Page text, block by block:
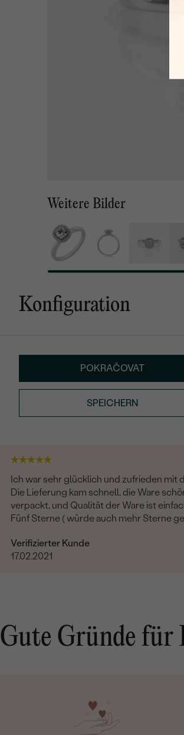
Weitere Bilder
Konfiguration
POKRAČOVAT
SPEICHERN
Ich war sehr glücklich und zufrieden mit
Die Lieferung kam schnell, die Ware
verpackt, und Qualität der Ware ist
Fünf Sterne ( würde auch mehr Sterne
Verifizierter Kunde
17.02.2021
Gute Gründe für